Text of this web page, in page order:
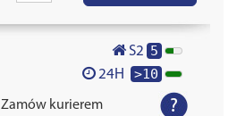
S2 5
24H >10
Zamów kurierem